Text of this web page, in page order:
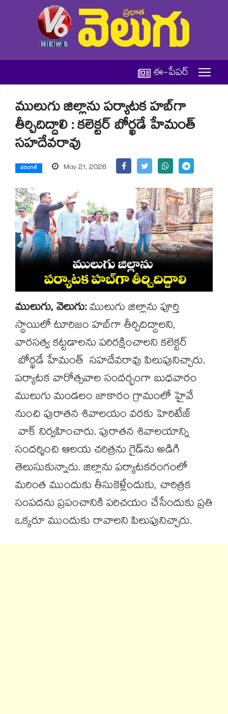
ఈ-పేపర్
ములుగు జిల్లాను పర్యాటక హబ్‌‌‌‌‌‌‌‌గా
తీర్చిదిద్దాలి : కలెక్టర్ బోర్ఖడే హేమంత్
సహదేవరావు
వరంగల్ May 21, 2026
ములుగు, వెలుగు:ములుగు జిల్లాను పూర్తి
స్థాయిలో టూరిజం హబ్‌‌‌‌‌‌‌‌గా తీర్చిదిద్దాలని,
వారసత్వ కట్టడాలను పరిరక్షించాలని కలెక్టర్
బోర్ఖడే హేమంత్ సహదేవరావు పిలుపునిచ్చారు.
పర్యాటక వారోత్సవాల సందర్భంగా బుధవారం
ములుగు మండలం జాకారం గ్రామంలో హైవే
నుంచి పురాతన శివాలయం వరకు హెరిటేజ్
వాక్‌‌‌‌‌‌‌‌ నిర్వహించారు. పురాతన శివాలయాన్ని
సందర్శించి ఆలయ చరిత్రను గైడ్‌‌‌‌‌‌‌‌ను అడిగి
తెలుసుకున్నారు. జిల్లాను పర్యాటకరంగంలో
మరింత ముందుకు తీసుకెళ్లేందుకు, చారిత్రక
సంపదను ప్రపంచానికి పరిచయం చేసేందుకు ప్రతి
ఒక్కరూ ముందుకు రావాలని పిలుపునిచ్చారు.